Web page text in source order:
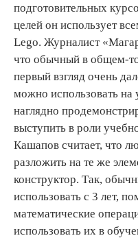
подготовительных
целей он использует
Lego. Журналист
что обычный в общем-
первый взгляд очень
можно использовать на
наглядно
выступить в роли
Кашапов считает, что
разложить на те же
конструктор. Так,
использовать с 3 лет,
математические
использовать их в